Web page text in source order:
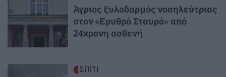
Άγριος ξυλοδαρμός νοσηλεύτριας
στον «Ερυθρό Σταυρό» από
24χρονη ασθενή
ΣΠΙΤΙ